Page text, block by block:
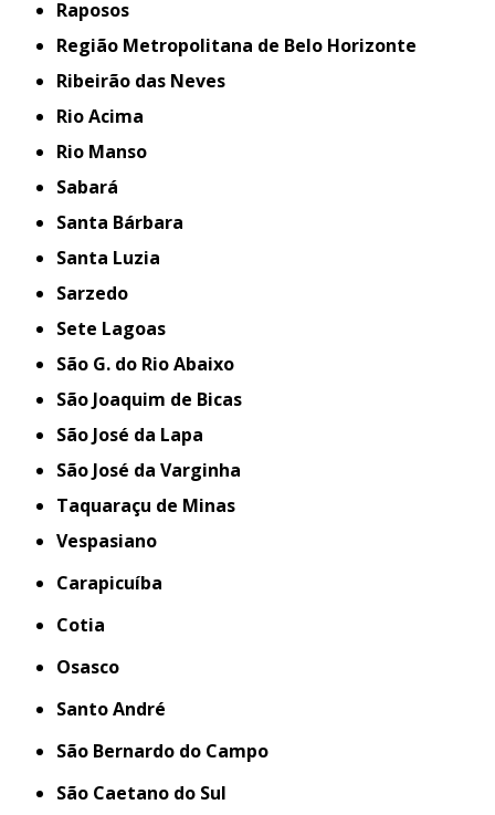
Raposos
Região Metropolitana de Belo Horizonte
Ribeirão das Neves
Rio Acima
Rio Manso
Sabará
Santa Bárbara
Santa Luzia
Sarzedo
Sete Lagoas
São G. do Rio Abaixo
São Joaquim de Bicas
São José da Lapa
São José da Varginha
Taquaraçu de Minas
Vespasiano
Carapicuíba
Cotia
Osasco
Santo André
São Bernardo do Campo
São Caetano do Sul